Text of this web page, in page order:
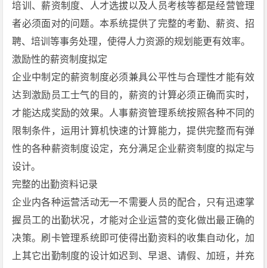
培训、薪资制度、人才选拔以及人员考核等都是经营管理
者必须面对的问题。本系统提供了完整的考勤、薪资、招
聘、培训等事务处理，使得人力资源的规划能更有效率。
激励性的薪资制度拟定
企业中制定的薪资制度必须兼具公平性与合理性才能有效
达到激励员工士气的目的，薪资的计算必须正确而实时，
才能达成奖励的效果。人事薪资管理系统按照各种不同的
限制条件，运用计算机快速的计算能力，提供完整而有弹
性的各种薪资制度设定，充分满足企业薪资制度的拟定与
设计。
完整的出勤资料记录
企业内各种运营活动无一不需要人员的配合，只有迅速掌
握员工的出勤状况，才能对企业运营的变化做出最正确的
决策。刷卡管理系统即可使得出勤资料的收集自动化，加
上其它出勤制度的设计如迟到、早退、请假、加班，并充